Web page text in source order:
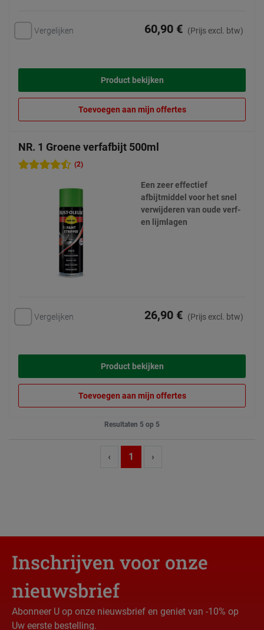
Vergelijken 60,90 € (Prijs excl. btw)
Product bekijken
Toevoegen aan mijn offertes
NR. 1 Groene verfafbijt 500ml
(2)
Een zeer effectief
afbijtmiddel voor het snel
verwijderen van oude verf-
en lijmlagen
Vergelijken 26,90 € (Prijs excl. btw)
Product bekijken
Toevoegen aan mijn offertes
Resultaten 5 op 5
‹ 1 ›
Inschrijven voor onze
nieuwsbrief
Abonneer U op onze nieuwsbrief en geniet van -10% op
Uw eerste bestelling.